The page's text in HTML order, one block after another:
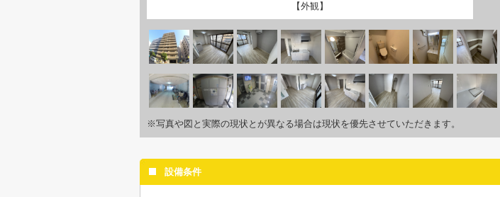
【外観】
※写真や図と実際の現状とが異なる場合は現状を優先させていただきます。
設備条件